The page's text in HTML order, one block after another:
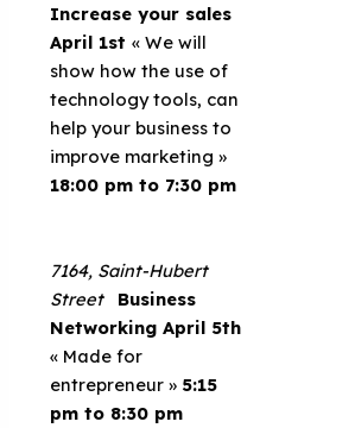
Increase your sales
April 1st« We will
show how the use of
technology tools, can
help your business to
improve marketing »
18:00 pm to 7:30 pm
7164, Saint-Hubert
Street
Business
NetworkingApril 5th
« Made for
entrepreneur » 5:15
pm to 8:30 pm